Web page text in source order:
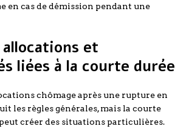
en cas de démission pendant une
allocations et
liées à la courte durée
chômage après une rupture en
les règles générales, mais la courte
créer des situations particulières.